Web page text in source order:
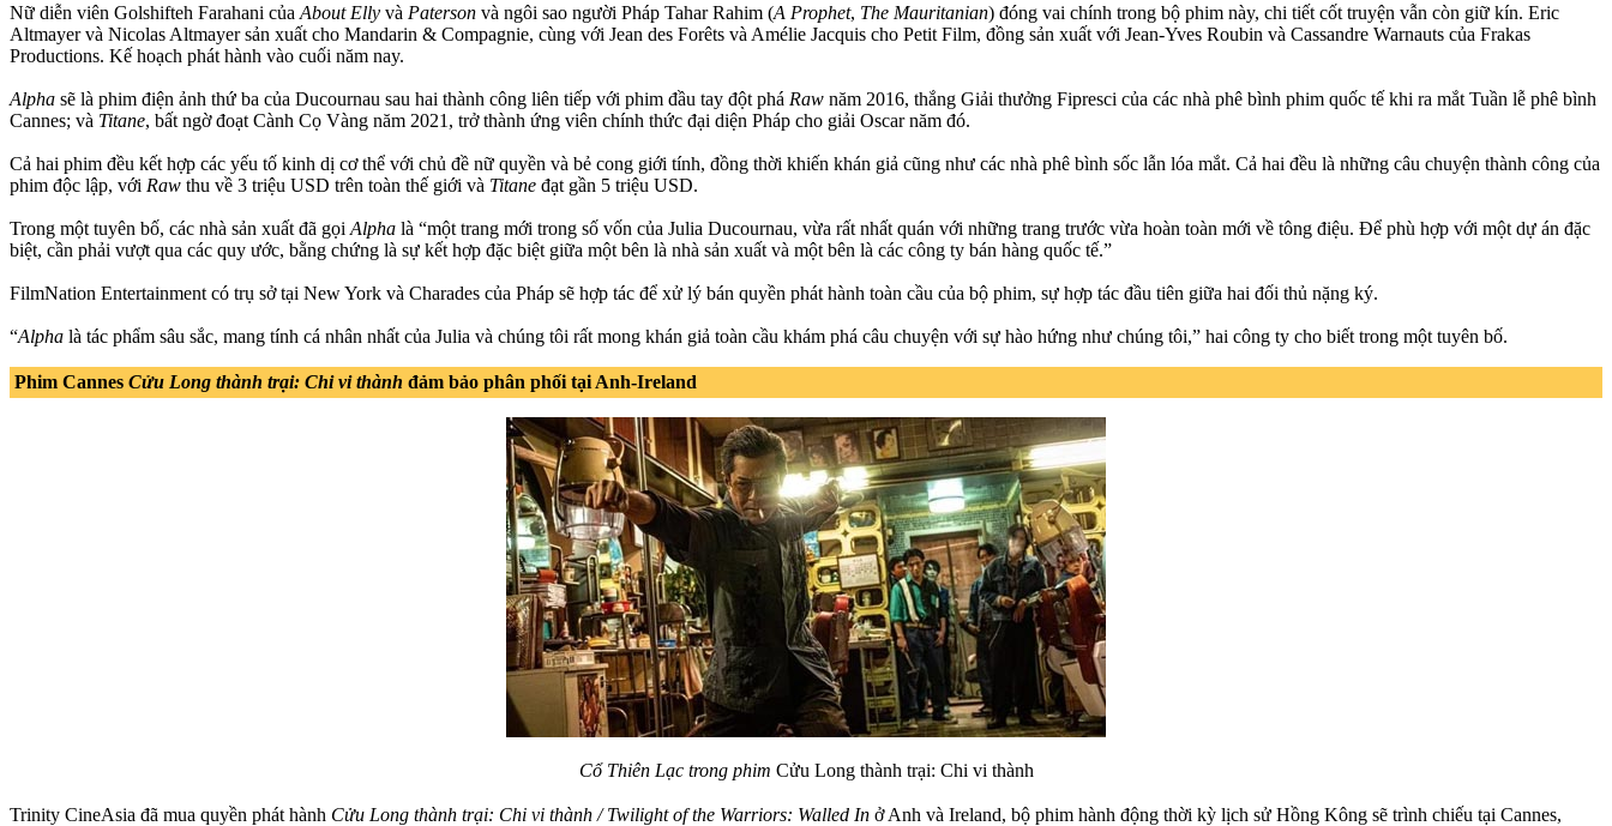
Nữ diễn viên Golshifteh Farahani của About Elly và Paterson và ngôi sao người Pháp Tahar Rahim (A Prophet, The Mauritanian) đóng vai chính trong bộ phim này, chi tiết cốt truyện vẫn còn giữ kín. Eric
Altmayer và Nicolas Altmayer sản xuất cho Mandarin & Compagnie, cùng với Jean des Forêts và Amélie Jacquis cho Petit Film, đồng sản xuất với Jean-Yves Roubin và Cassandre Warnauts của Frakas
Productions. Kế hoạch phát hành vào cuối năm nay.
Alpha sẽ là phim điện ảnh thứ ba của Ducournau sau hai thành công liên tiếp với phim đầu tay đột phá Raw năm 2016, thắng Giải thưởng Fipresci của các nhà phê bình phim quốc tế khi ra mắt Tuần lễ phê bình
Cannes; và Titane, bất ngờ đoạt Cành Cọ Vàng năm 2021, trở thành ứng viên chính thức đại diện Pháp cho giải Oscar năm đó.
Cả hai phim đều kết hợp các yếu tố kinh dị cơ thể với chủ đề nữ quyền và bẻ cong giới tính, đồng thời khiến khán giả cũng như các nhà phê bình sốc lẫn lóa mắt. Cả hai đều là những câu chuyện thành công của
phim độc lập, với Raw thu về 3 triệu USD trên toàn thế giới và Titane đạt gần 5 triệu USD.
Trong một tuyên bố, các nhà sản xuất đã gọi Alpha là “một trang mới trong số vốn của Julia Ducournau, vừa rất nhất quán với những trang trước vừa hoàn toàn mới về tông điệu. Để phù hợp với một dự án đặc
biệt, cần phải vượt qua các quy ước, bằng chứng là sự kết hợp đặc biệt giữa một bên là nhà sản xuất và một bên là các công ty bán hàng quốc tế.”
FilmNation Entertainment có trụ sở tại New York và Charades của Pháp sẽ hợp tác để xử lý bán quyền phát hành toàn cầu của bộ phim, sự hợp tác đầu tiên giữa hai đối thủ nặng ký.
“Alpha là tác phẩm sâu sắc, mang tính cá nhân nhất của Julia và chúng tôi rất mong khán giả toàn cầu khám phá câu chuyện với sự hào hứng như chúng tôi,” hai công ty cho biết trong một tuyên bố.
Phim Cannes Cửu Long thành trại: Chi vi thành đảm bảo phân phối tại Anh-Ireland
Cổ Thiên Lạc trong phim Cửu Long thành trại: Chi vi thành
Trinity CineAsia đã mua quyền phát hành Cửu Long thành trại: Chi vi thành / Twilight of the Warriors: Walled In ở Anh và Ireland, bộ phim hành động thời kỳ lịch sử Hồng Kông sẽ trình chiếu tại Cannes,